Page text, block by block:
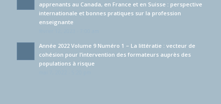
apprenants au Canada, en France et en Suisse : perspective
internationale et bonnes pratiques sur la profession
enseignante
Année 2022 Volume 9 Numéro 1 – La littératie : vecteur de
cohésion pour l’intervention des formateurs auprès des
populations à risque